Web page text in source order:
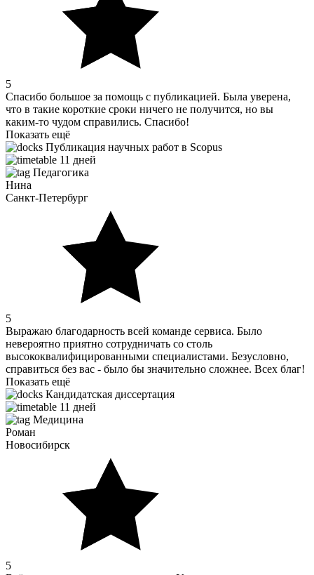
5
Спасибо большое за помощь с публикацией. Была уверена,
что в такие короткие сроки ничего не получится, но вы
каким-то чудом справились. Спасибо!
Показать ещё
Публикация научных работ в Scopus
11 дней
Педагогика
Нина
Санкт-Петербург
5
Выражаю благодарность всей команде сервиса. Было
невероятно приятно сотрудничать со столь
высококвалифицированными специалистами. Безусловно,
справиться без вас - было бы значительно сложнее. Всех благ!
Показать ещё
Кандидатская диссертация
11 дней
Медицина
Роман
Новосибирск
5